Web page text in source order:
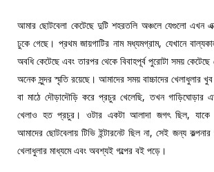
আমার ছোটবেলা কেটেছে দুটি শহরতলি অঞ্চলে যেগুলো এখন
ঢুকে গেছে। প্রথম জায়গাটির নাম মধ্যমগ্রাম, যেখানে
অবধি কেটেছে এবং তারপর থেকে বিবাহপূর্ব পুরোটা সময়
অনেক সুন্দর স্মৃতি রয়েছে। আমাদের সময় বাচ্চাদের খেলাধুলার
বা মাঠে দৌড়াদৌড়ি করে প্রচুর খেলেছি, তখন
খেলাও হত প্রচুর। ওটার একটা আলাদা জগৎ ছিল, যাকে
আমাদের ছোটবেলায় টিভি ইন্টারনেট ছিল না, সেই জন্য
খেলাধুলার মাধ্যমে এবং অবশ্যই গল্পের বই পড়ে।